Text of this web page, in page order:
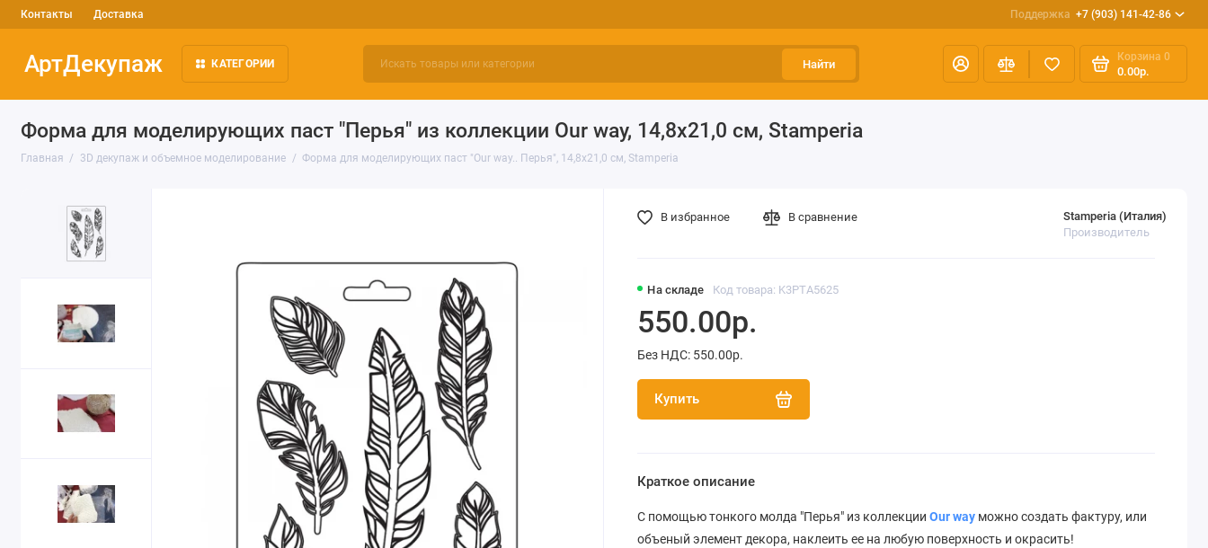
Контакты Доставка Поддержка +7 (903) 141-42-86
АртДекупаж КАТЕГОРИИ Найти
Корзина 0
0.00р.
Форма для моделирующих паст "Перья" из коллекции Our way, 14,8х21,0 см, Stamperia
Главная 3D декупаж и объемное моделирование Форма для моделирующих паст "Our way.. Перья", 14,8х21,0 см, Stamperia
На складе Код товара: K3PTA5625
Stamperia (Италия)
Производитель
550.00р.
Без НДС: 550.00р.
Купить
В избранное В сравнение
Краткое описание
С помощью тонкого молда "Перья" из коллекции Our way можно создать фактуру, или
объеный элемент декора, наклеить ее на любую поверхность и окрасить!